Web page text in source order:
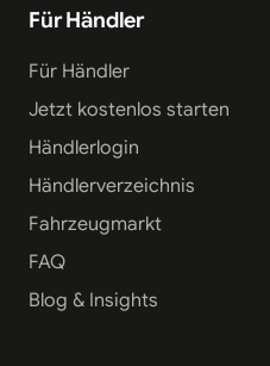
Für Händler
Für Händler
Jetzt kostenlos starten
Händlerlogin
Händlerverzeichnis
Fahrzeugmarkt
FAQ
Blog & Insights